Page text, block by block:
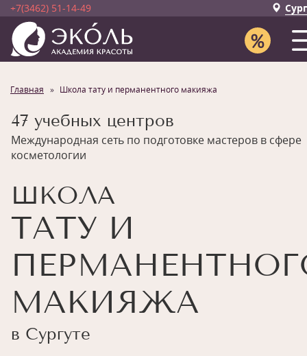
+7(3462) 51-14-49
Главная Школа тату и перманентного макияжа
47 учебных центров
Международная сеть по подготовке мастеров в сфере
косметологии
ШКОЛА
ТАТУ И
МАКИЯЖА
в Сургуте